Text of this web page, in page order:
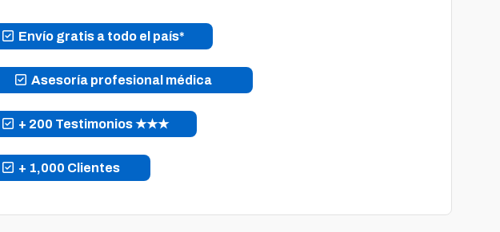
Envío gratis a todo el país*
Asesoría profesional médica
+ 200 Testimonios ★★★
+ 1,000 Clientes